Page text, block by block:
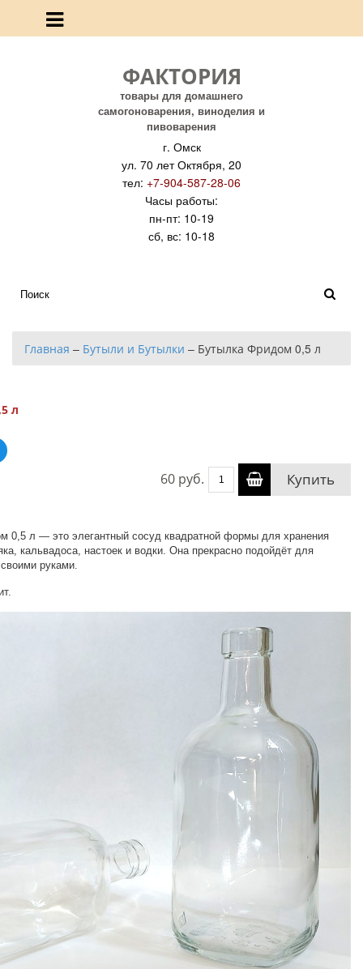
ФАКТОРИЯ
товары для домашнего
самогоноварения, виноделия и
пивоварения
г. Омск
ул. 70 лет Октября, 20
тел: +7-904-587-28-06
Часы работы:
пн-пт: 10-19
сб, вс: 10-18
Главная – Бутыли и Бутылки – Бутылка Фридом 0,5 л
л
60 руб. Купить
0,5 л — это элегантный сосуд квадратной формы для хранения
кальвадоса, настоек и водки. Она прекрасно подойдёт для
руками.